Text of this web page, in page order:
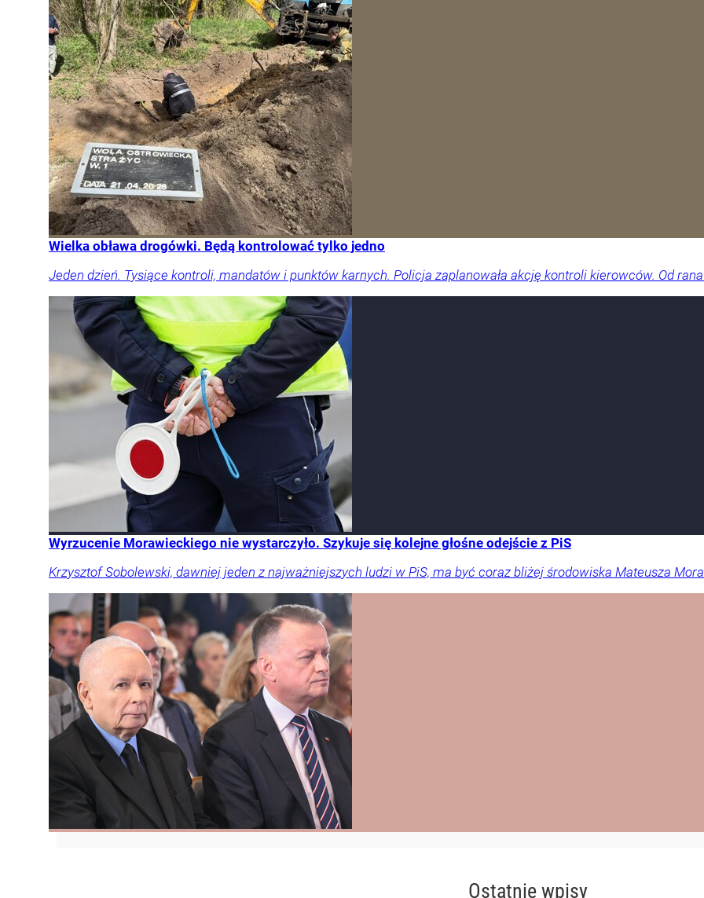
Wielka obława drogówki. Będą kontrolować tylko jedno
Jeden dzień. Tysiące kontroli, mandatów i punktów karnych. Policja zaplanowała akcję kontroli kierowców. Od
Wyrzucenie Morawieckiego nie wystarczyło. Szykuje się kolejne głośne odejście z PiS
Krzysztof Sobolewski, dawniej jeden z najważniejszych ludzi w PiS, ma być coraz bliżej środowiska Mateusza
Ostatnie wpisy